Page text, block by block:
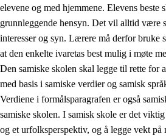
1.5 Respekt for naturen og
1.6 Demokrati og medvirkning
elevene og med hjemmene. Elevens beste
grunnleggende hensyn. Det vil alltid være
interesser og syn. Lærere må derfor bruke
at den enkelte ivaretas best mulig i møte
Den samiske skolen skal legge til rette for
med basis i samiske verdier og samisk
Verdiene i formålsparagrafen er også
samiske skolen. I samisk skole er det
og et urfolksperspektiv, og å legge vekt på